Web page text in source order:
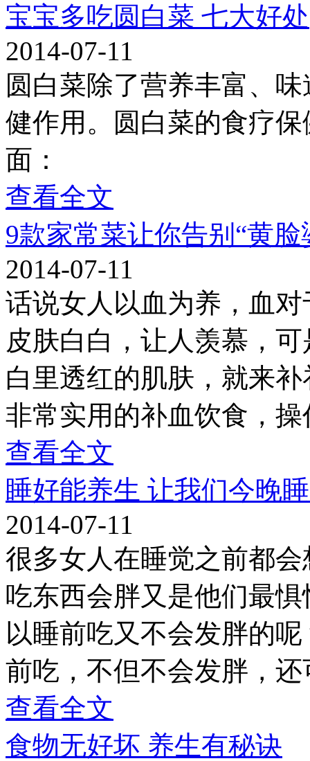
宝宝多吃圆白菜 七大好处
2014-07-11
圆白菜除了营养丰富、
健作用。圆白菜的食疗
面：
查看全文
9款家常菜让你告别“黄脸
2014-07-11
话说女人以血为养，血
皮肤白白，让人羡慕，
白里透红的肌肤，就来
非常实用的补血饮食，
查看全文
睡好能养生 让我们今晚
2014-07-11
很多女人在睡觉之前都
吃东西会胖又是他们最
以睡前吃又不会发胖的
前吃，不但不会发胖，
查看全文
食物无好坏 养生有秘诀